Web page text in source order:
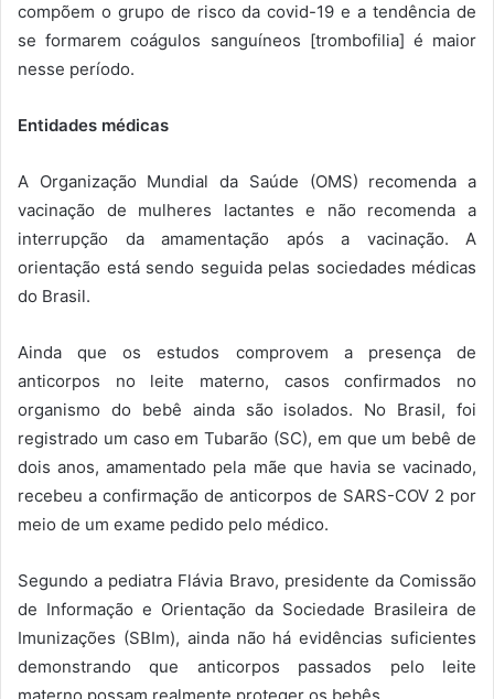
compõem o grupo de risco da covid-19 e a tendência de
se formarem coágulos sanguíneos [trombofilia] é maior
nesse período.
Entidades médicas
A Organização Mundial da Saúde (OMS) recomenda a
vacinação de mulheres lactantes e não recomenda a
interrupção da amamentação após a vacinação. A
orientação está sendo seguida pelas sociedades médicas
do Brasil.
Ainda que os estudos comprovem a presença de
anticorpos no leite materno, casos confirmados no
organismo do bebê ainda são isolados. No Brasil, foi
registrado um caso em Tubarão (SC), em que um bebê de
dois anos, amamentado pela mãe que havia se vacinado,
recebeu a confirmação de anticorpos de SARS-COV 2 por
meio de um exame pedido pelo médico.
Segundo a pediatra Flávia Bravo, presidente da Comissão
de Informação e Orientação da Sociedade Brasileira de
Imunizações (SBIm), ainda não há evidências suficientes
demonstrando que anticorpos passados pelo leite